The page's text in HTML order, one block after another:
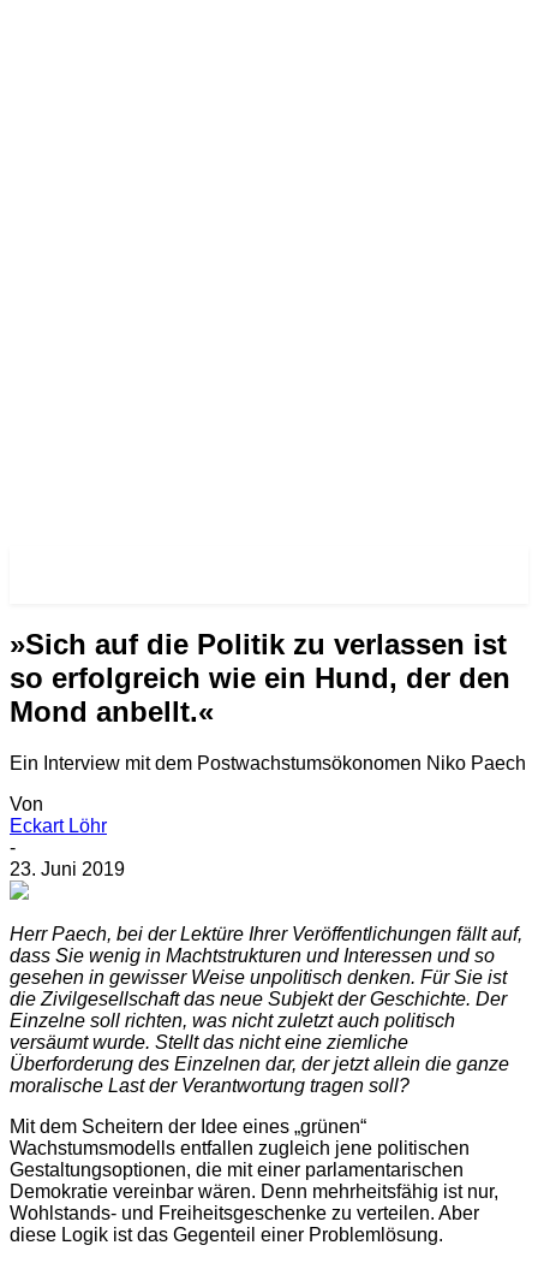
»Sich auf die Politik zu verlassen ist
so erfolgreich wie ein Hund, der den
Mond anbellt.«
Ein Interview mit dem Postwachstumsökonomen Niko Paech
Von
Eckart Löhr
-
23. Juni 2019
Herr Paech, bei der Lektüre Ihrer Veröffentlichungen fällt auf,
dass Sie wenig in Machtstrukturen und Interessen und so
gesehen in gewisser Weise unpolitisch denken. Für Sie ist
die Zivilgesellschaft das neue Subjekt der Geschichte. Der
Einzelne soll richten, was nicht zuletzt auch politisch
versäumt wurde. Stellt das nicht eine ziemliche
Überforderung des Einzelnen dar, der jetzt allein die ganze
moralische Last der Verantwortung tragen soll?
Mit dem Scheitern der Idee eines „grünen“
Wachstumsmodells entfallen zugleich jene politischen
Gestaltungsoptionen, die mit einer parlamentarischen
Demokratie vereinbar wären. Denn mehrheitsfähig ist nur,
Wohlstands- und Freiheitsgeschenke zu verteilen. Aber
diese Logik ist das Gegenteil einer Problemlösung.